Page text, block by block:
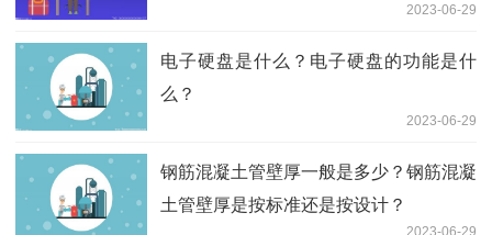
2023-06-29
电子硬盘是什么？电子硬盘的功能是什
么？
2023-06-29
钢筋混凝土管壁厚一般是多少？钢筋混凝
土管壁厚是按标准还是按设计？
2023-06-29